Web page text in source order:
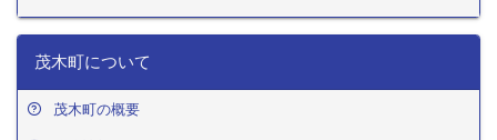
茂木町について
茂木町の概要